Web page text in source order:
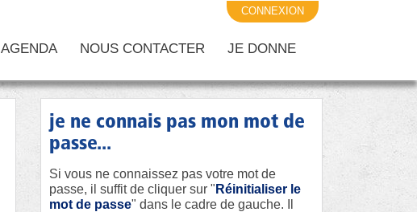
CONNEXION
AGENDA NOUS CONTACTER JE DONNE
je ne connais pas mon mot de
passe...
Si vous ne connaissez pas votre mot de
passe, il suffit de cliquer sur " Réinitialiser le
mot de passe" dans le cadre de gauche. Il